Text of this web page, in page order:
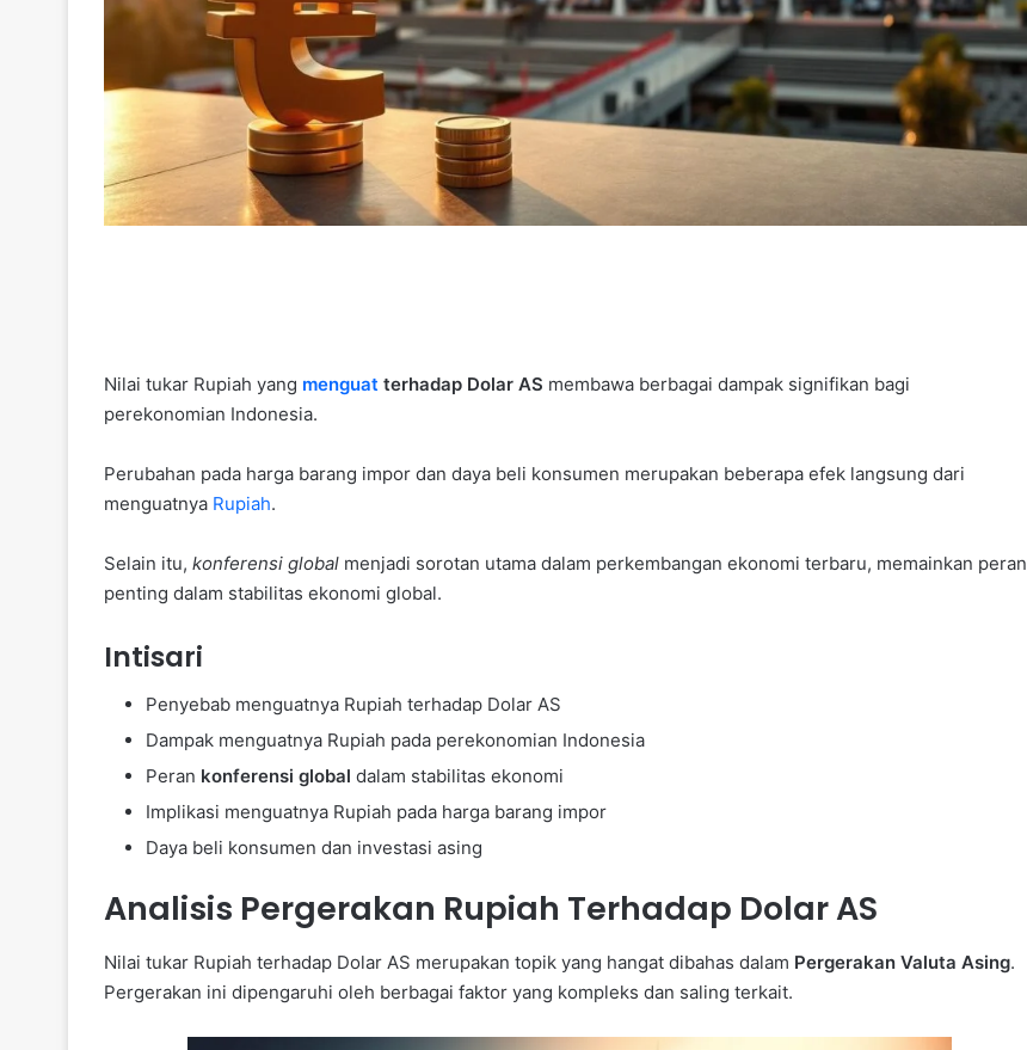
Nilai tukar Rupiah yang menguat terhadap Dolar AS membawa berbagai dampak signifikan bagi
perekonomian Indonesia.
Perubahan pada harga barang impor dan daya beli konsumen merupakan beberapa efek langsung dari
menguatnya Rupiah.
Selain itu, konferensi global menjadi sorotan utama dalam perkembangan ekonomi terbaru, memainkan peran
penting dalam stabilitas ekonomi global.
Intisari
Penyebab menguatnya Rupiah terhadap Dolar AS
Dampak menguatnya Rupiah pada perekonomian Indonesia
Peran konferensi global dalam stabilitas ekonomi
Implikasi menguatnya Rupiah pada harga barang impor
Daya beli konsumen dan investasi asing
Analisis Pergerakan Rupiah Terhadap Dolar AS
Nilai tukar Rupiah terhadap Dolar AS merupakan topik yang hangat dibahas dalam Pergerakan Valuta Asing.
Pergerakan ini dipengaruhi oleh berbagai faktor yang kompleks dan saling terkait.